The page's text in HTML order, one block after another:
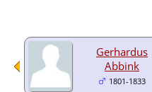
Gerhardus
Abbink
1801-1833